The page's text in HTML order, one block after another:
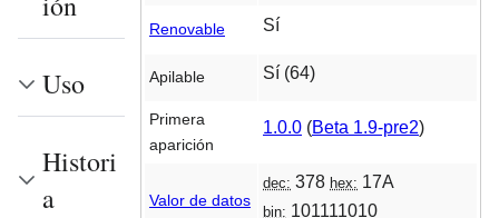
Renovable Sí
Apilable Sí (64)
Primera
aparición
1.0.0 (Beta 1.9-pre2)
Valor de datos
dec: 378 hex: 17A
bin: 101111010
Uso
Histori
a